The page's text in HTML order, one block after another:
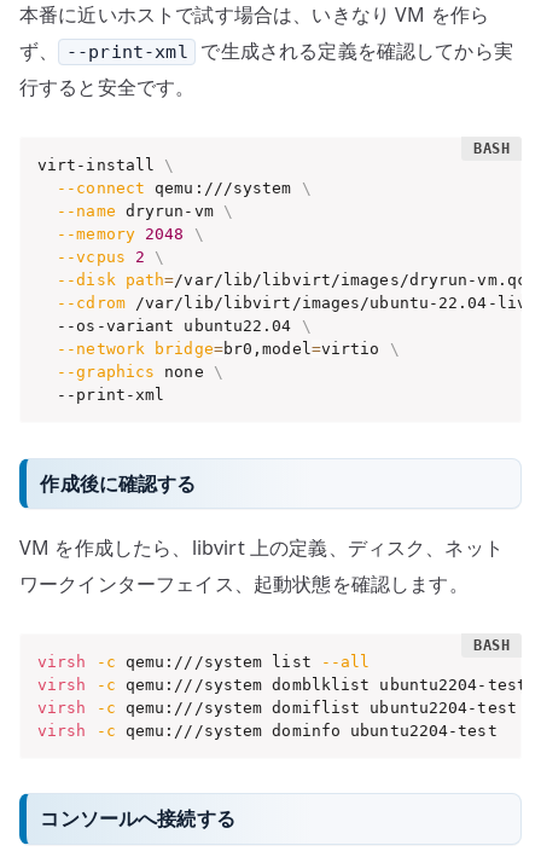
本番に近いホストで試す場合は、いきなり VM を作ら
ず、
--print-xml
で生成される定義を確認してから実
行すると安全です。
virt-install \
--connect qemu:///system \
--name dryrun-vm \
--memory
2048
\
--vcpus
2
\
--disk
path=/var/lib/libvirt/images/dryrun-
--cdrom /var/lib/libvirt/images/ubuntu-22.04-
  --os-variant ubuntu22.04
\
--network
bridge=br0,model=virtio \
--graphics none \
  --print-xml
作成後に確認する
VM を作成したら、libvirt 上の定義、ディスク、ネット
ワークインターフェイス、起動状態を確認します。
virsh -c qemu:///system list
--all
virsh
-c
virsh
-c
virsh
-c qemu:///system dominfo ubuntu2204-test
コンソールへ接続する